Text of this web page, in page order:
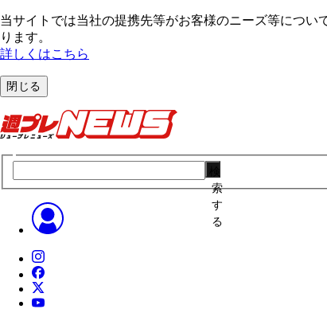
当サイトでは当社の提携先等がお客様のニーズ等につ
ります。
詳しくはこちら
閉じる
索
す
る